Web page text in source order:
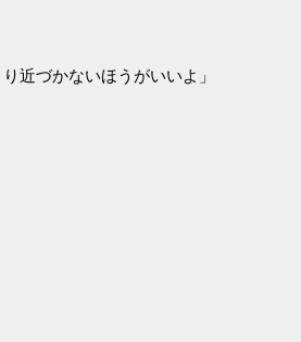
近づかないほうがいいよ」